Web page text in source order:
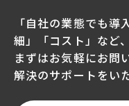
「自社の業態でも
細」「コスト」など、
まずはお気軽にお問
解決のサポートをい